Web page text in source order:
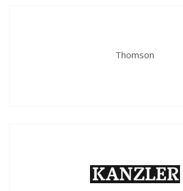
Thomson